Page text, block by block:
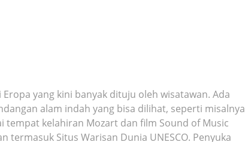
yang kini banyak dituju oleh wisatawan. Ada
alam indah yang bisa dilihat, seperti misalnya
tempat kelahiran Mozart dan film Sound of Music
termasuk Situs Warisan Dunia UNESCO. Penyuka